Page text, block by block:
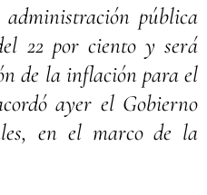
pública
22 por ciento y será
de la inflación para el
ayer el Gobierno
en el marco de la